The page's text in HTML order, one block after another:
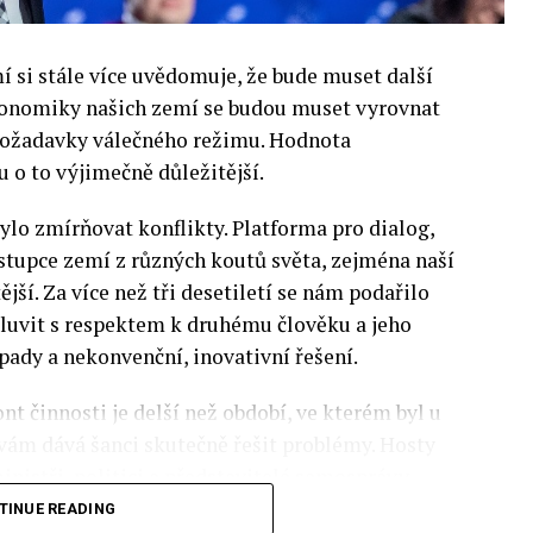
stále více uvědomuje, že bude muset další
našich zemí se budou muset vyrovnat
válečného režimu. Hodnota
o to výjimečně důležitější.
zmírňovat konflikty. Platforma pro dialog,
zemí z různých koutů světa, zejména naší
Za více než tři desetiletí se nám podařilo
s respektem k druhému člověku a jeho
a nekonvenční, inovativní řešení.
činnosti je delší než období, ve kterém byl u
politici a představitelé samosprávy,
vědci, novináři a zástupci nevládních
READING